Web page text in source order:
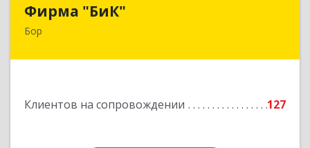
Фирма "БиК"
Бор
Клиентов на сопровождении 127
606440, Нижегородская обл, Бор г, Советская